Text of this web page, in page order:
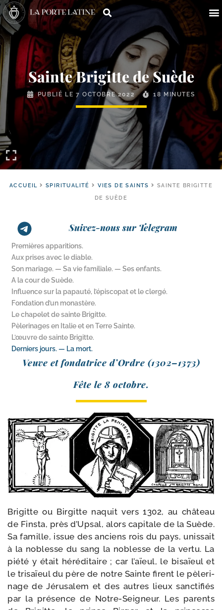
Sainte Brigitte de Suède
PUBLIÉ LE 7 OCTOBRE 2022 18 MINUTES
ACCUEIL SPIRITUALITÉ VIES DE SAINTS
SAINTE BRIGITTE
DE SUÈDE
Suivez-nous sur Telegram
Premières apparitions.
Aux prises avec le diable.
Son mariage. — Sa vie familiale. — Ses enfants.
A la cour de Suède.
Influence sur la papauté, l’épiscopat et le clergé.
Fondation d’un monastère.
Le chapelet de sainte Brigitte.
Pèlerinages en Italie et en Terre Sainte.
L’œuvre de sainte Brigitte.
Derniers jours. — La mort.
Veuve et fon­da­trice d’Ordre (1302–1373)
Fête le 8 octobre.
Brigitte ou Birgitte naquit vers 1302, au châ­teau
de Finsta, près d’Upsal, alors capi­tale de la Suède.
Sa famille, issue des anciens rois du pays, unis­sait
à la noblesse du sang la noblesse de la ver­tu. La
pié­té y était héré­di­taire ; car l’aïeul, le bis­aïeul et
le tri­saïeul du père de notre Sainte firent le pèle­ri­
nage de Jérusalem et des autres lieux sanc­ti­fiés
par la pré­sence de Notre-​Seigneur. Les parents